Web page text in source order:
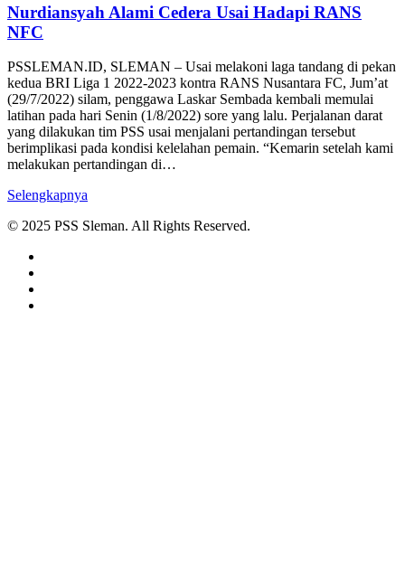
Nurdiansyah Alami Cedera Usai Hadapi RANS
NFC
PSSLEMAN.ID, SLEMAN – Usai melakoni laga tandang di pekan
kedua BRI Liga 1 2022-2023 kontra RANS Nusantara FC, Jum’at
(29/7/2022) silam, penggawa Laskar Sembada kembali memulai
latihan pada hari Senin (1/8/2022) sore yang lalu. Perjalanan darat
yang dilakukan tim PSS usai menjalani pertandingan tersebut
berimplikasi pada kondisi kelelahan pemain. “Kemarin setelah kami
melakukan pertandingan di…
Selengkapnya
© 2025 PSS Sleman. All Rights Reserved.